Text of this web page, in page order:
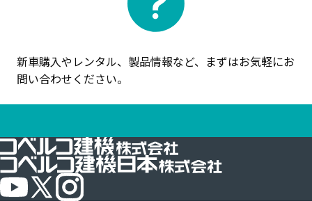
新車購入やレンタル、製品情報など、まずはお気軽にお
問い合わせください。